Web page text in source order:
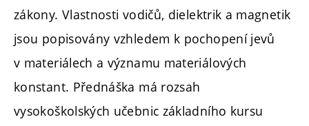
zákony. Vlastnosti vodičů, dielektrik a magnetik
jsou popisovány vzhledem k pochopení jevů
v materiálech a významu materiálových
konstant. Přednáška má rozsah
vysokoškolských učebnic základního kursu